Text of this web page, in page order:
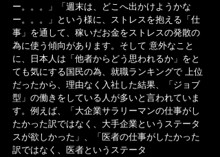
ー。。。」「週末は、どこへ出かけようかな
ー。。。」という様に、ストレスを抱える「仕
事」を通して、稼いだお金をストレスの発散の
為に使う傾向があります。そして 意外なこと
に、日本人は「他者からどう思われるか」をと
ても気にする国民の為、就職ランキングで 上位
だったから、理由なく入社した結果、「ジョブ
型」の働きをしている人が多いと言われていま
す。例えば、「大企業サラリーマンの仕事がし
たかった訳ではなく、大手企業というステータ
スが欲しかった」、「医者の仕事がしたかった
訳ではなく、医者というステータ